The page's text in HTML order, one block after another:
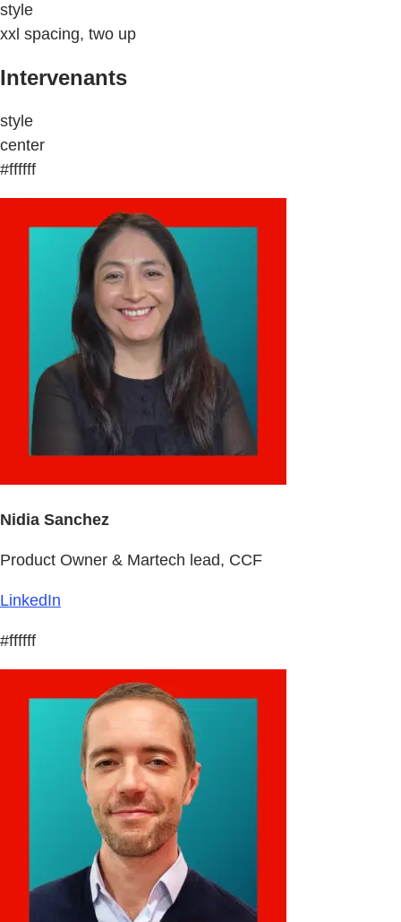
style
xxl spacing, two up
Intervenants
style
center
#ffffff
Nidia Sanchez
Product Owner & Martech lead, CCF
LinkedIn
#ffffff